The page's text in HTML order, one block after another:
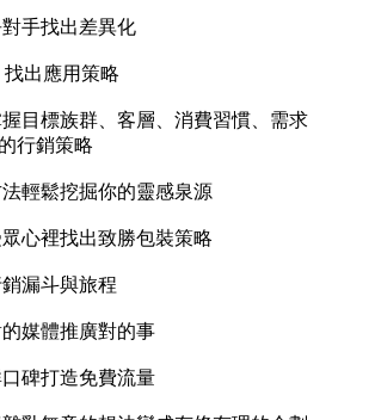
手找出差異化
找出應用策略
目標族群、客層、消費習慣、需求
行銷策略
輕鬆挖掘你的靈感泉源
心裡找出致勝包裝策略
漏斗與旅程
媒體推廣對的事
碑打造免費流量